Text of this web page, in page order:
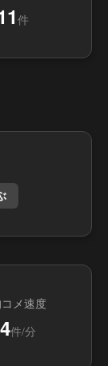
件
メ速度
件/分